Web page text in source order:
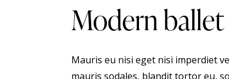
Modern ballet
Mauris eu nisi eget nisi imperdiet
mauris sodales, blandit tortor eu,